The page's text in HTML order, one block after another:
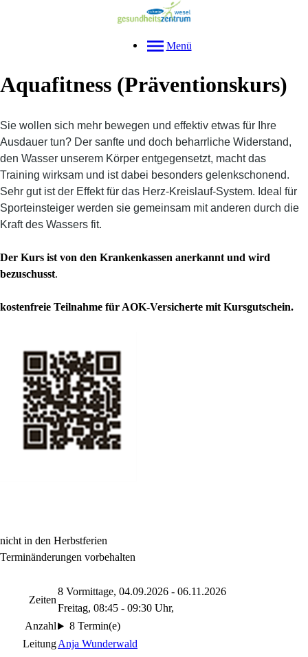
Menü
Aquafitness (Präventionskurs)
Sie wollen sich mehr bewegen und effektiv etwas für Ihre
Ausdauer tun? Der sanfte und doch beharrliche Widerstand,
den Wasser unserem Körper entgegensetzt, macht das
Training wirksam und ist dabei besonders gelenkschonend.
Sehr gut ist der Effekt für das Herz-Kreislauf-System. Ideal für
Sporteinsteiger werden sie gemeinsam mit anderen durch die
Kraft des Wassers fit.
Der Kurs ist von den Krankenkassen anerkannt und wird
bezuschusst.
kostenfreie Teilnahme für AOK-Versicherte mit Kursgutschein.
nicht in den Herbstferien
Terminänderungen vorbehalten
Zeiten
8 Vormittage, 04.09.2026 - 06.11.2026
Freitag, 08:45 - 09:30 Uhr,
Anzahl
8 Termin(e)
LeitungAnja Wunderwald